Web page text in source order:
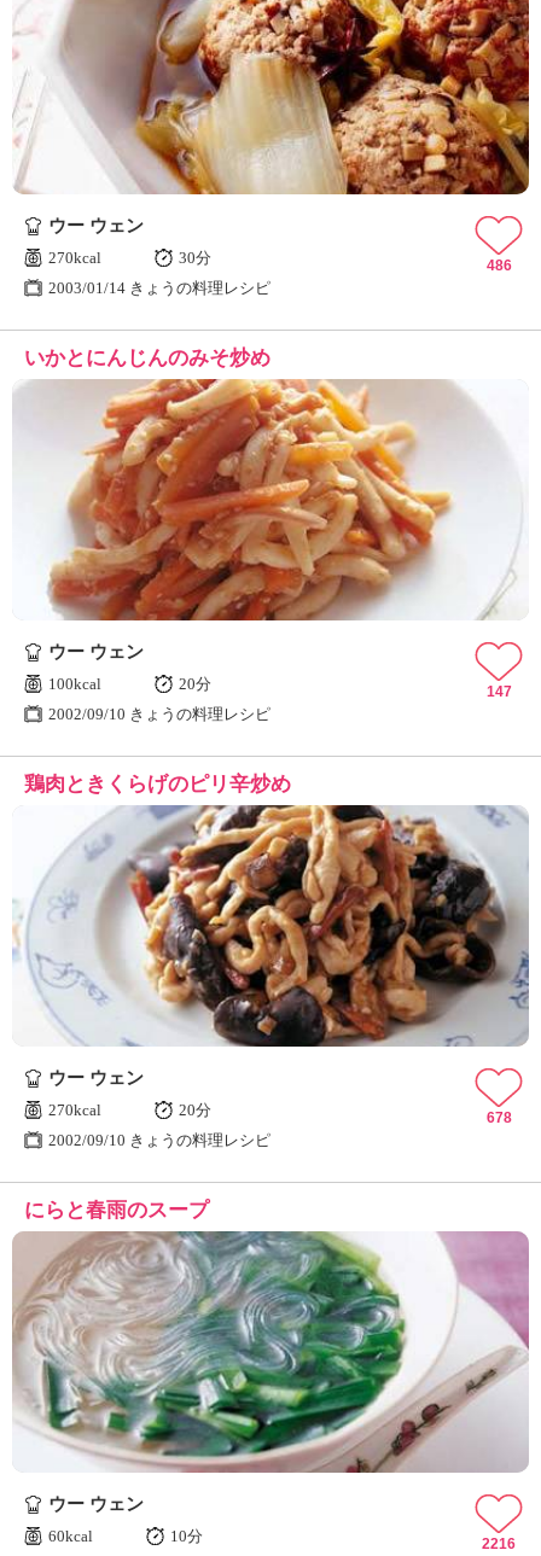
ウー ウェン
270kcal
30分
2003/01/14 きょうの料理レシピ
486
いかとにんじんのみそ炒め
ウー ウェン
100kcal
20分
2002/09/10 きょうの料理レシピ
147
鶏肉ときくらげのピリ辛炒め
ウー ウェン
270kcal
20分
2002/09/10 きょうの料理レシピ
678
にらと春雨のスープ
ウー ウェン
60kcal
10分
2216